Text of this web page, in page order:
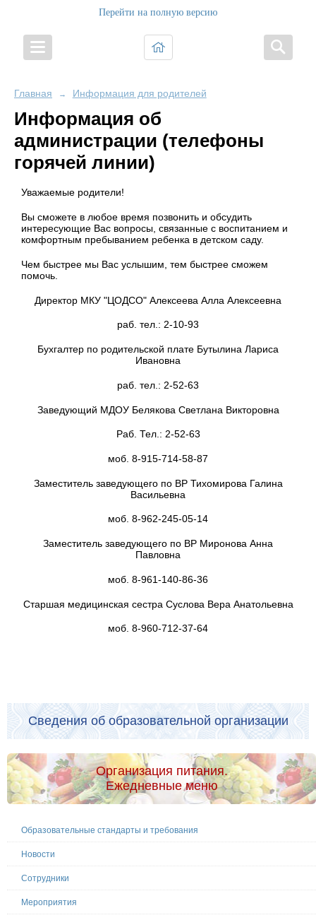
Перейти на полную версию
Главная → Информация для родителей
Информация об
администрации (телефоны
горячей линии)
Уважаемые родители!
Вы сможете в любое время позвонить и обсудить
интересующие Вас вопросы, связанные с воспитанием и
комфортным пребыванием ребенка в детском саду.
Чем быстрее мы Вас услышим, тем быстрее сможем
помочь.
Директор МКУ "ЦОДСО" Алексеева Алла Алексеевна
раб. тел.: 2-10-93
Бухгалтер по родительской плате Бутылина Лариса
Ивановна
раб. тел.: 2-52-63
Заведующий МДОУ Белякова Светлана Викторовна
Раб. Тел.: 2-52-63
моб. 8-915-714-58-87
Заместитель заведующего по ВР Тихомирова Галина
Васильевна
моб. 8-962-245-05-14
Заместитель заведующего по ВР Миронова Анна
Павловна
моб. 8-961-140-86-36
Старшая медицинская сестра Суслова Вера Анатольевна
моб. 8-960-712-37-64
Сведения об образовательной организации
Организация питания.
Ежедневные меню
Образовательные стандарты и требования
Новости
Сотрудники
Мероприятия